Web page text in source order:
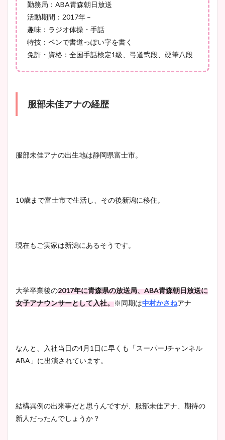
勤務局：ABA青森朝日放送
活動期間：2017年 –
趣味：ラジオ体操・手話
特技：ペンで書道っぽい字を書く
免許・資格：全国手話検定1級、弓道弐段、硬筆八段
服部未佳アナの経歴
服部未佳アナの出生地は静岡県富士市。
10歳まで富士市で生活し、その後新潟に移住。
現在もご実家は新潟にあるそうです。
大学卒業後の2017年に青森県の放送局、ABA青森朝日放送に
女子アナウンサーとして入社。※同期は中村かさねアナ
なんと、入社当日の4月1日に早くも「スーパーJチャンネル
ABA」に出演されています。
結構異例の出来事だと思うんですが、服部未佳アナ、期待の
新人だったんでしょうか？